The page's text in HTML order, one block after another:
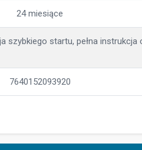
24 miesiące
szybkiego startu, pełna instrukcja
7640152093920